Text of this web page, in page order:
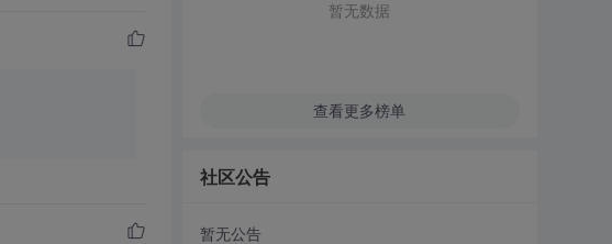
暂无数据
查看更多榜单
社区公告
暂无公告